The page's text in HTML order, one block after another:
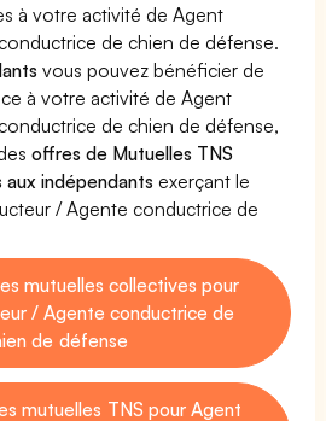
à votre activité de Agent
de chien de défense.
vous pouvez bénéficier de
à votre activité de Agent
de chien de défense,
offres de Mutuelles TNS
indépendants exerçant le
/ Agente conductrice de
mutuelles collectives pour
/ Agente conductrice de
de défense
mutuelles TNS pour Agent